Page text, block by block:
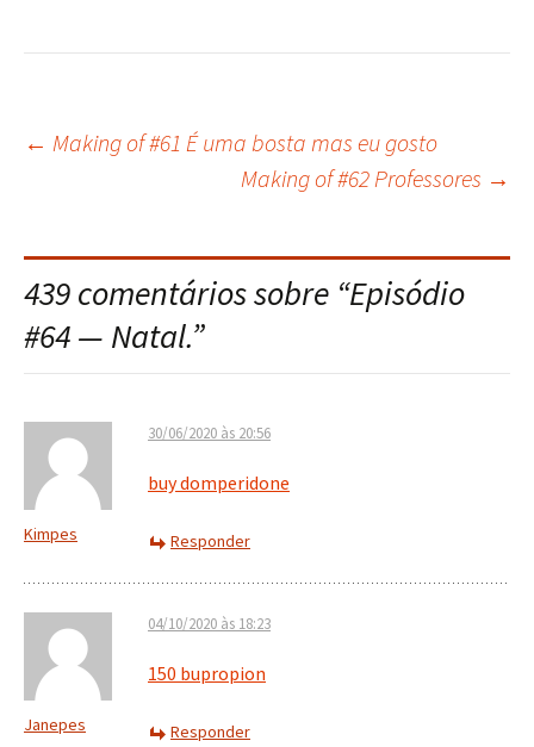
Navegação
do
post
← Making of #61 É uma bosta mas eu gosto
Making of #62 Professores →
439 comentários sobre “Episódio
#64 — Natal.”
Kimpes
30/06/2020 às 20:56
buy domperidone
Responder
Janepes
04/10/2020 às 18:23
150 bupropion
Responder